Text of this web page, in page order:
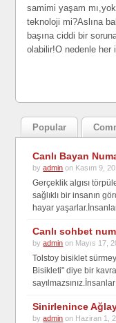
samimi yaşam
teknoloji mi?Aslına
başına ciddi bir
olabilir!O nedenle
Popular
Canlı Bayan
byadmin on Kasım 9,
Gerçeklik algısı
sağlıklı bir insanın
hayar
Canlı sohbet
byadmin on Mayıs 17,
Tolstoy bisiklet
Bisikleti" diye bir
Sinirlenince
byadmin on Haziran 1,